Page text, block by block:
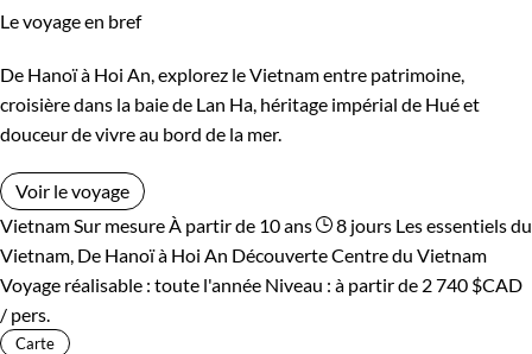
Le voyage en bref
De Hanoï à Hoi An, explorez le Vietnam entre patrimoine,
croisière dans la baie de Lan Ha, héritage impérial de Hué et
douceur de vivre au bord de la mer.
Voir le voyage
Vietnam Sur mesure À partir de 10 ans 8 jours Les essentiels du
Vietnam, De Hanoï à Hoi An Découverte Centre du Vietnam
Voyage réalisable : toute l'année Niveau : à partir de 2 740 $CAD
/ pers.
Carte